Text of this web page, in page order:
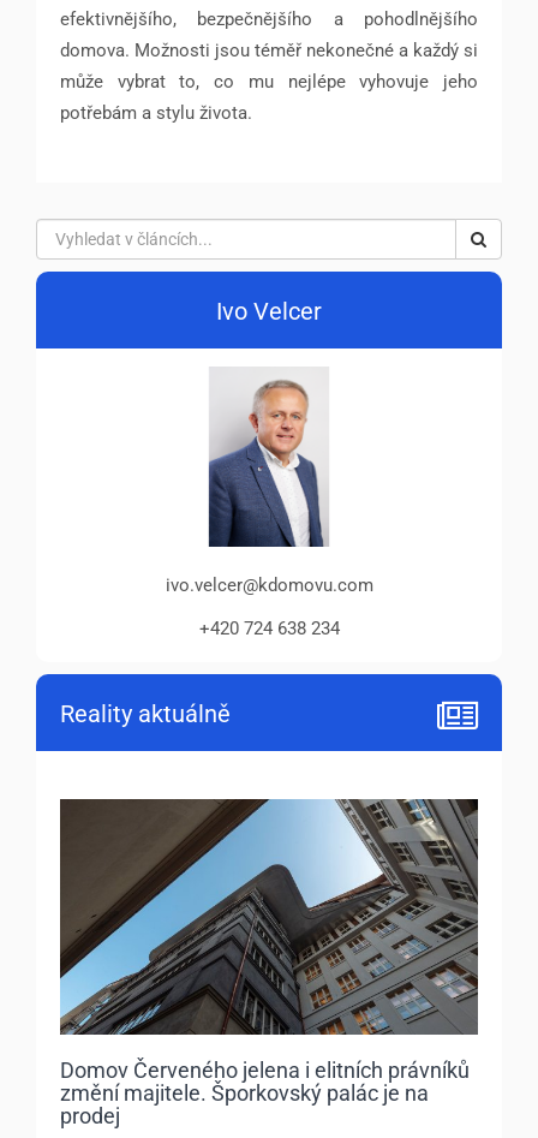
efektivnějšího, bezpečnějšího a pohodlnějšího
domova. Možnosti jsou téměř nekonečné a každý si
může vybrat to, co mu nejlépe vyhovuje jeho
potřebám a stylu života.
Ivo Velcer
ivo.velcer@kdomovu.com
+420 724 638 234
Reality aktuálně
Domov Červeného jelena i elitních právníků
změní majitele. Šporkovský palác je na
prodej